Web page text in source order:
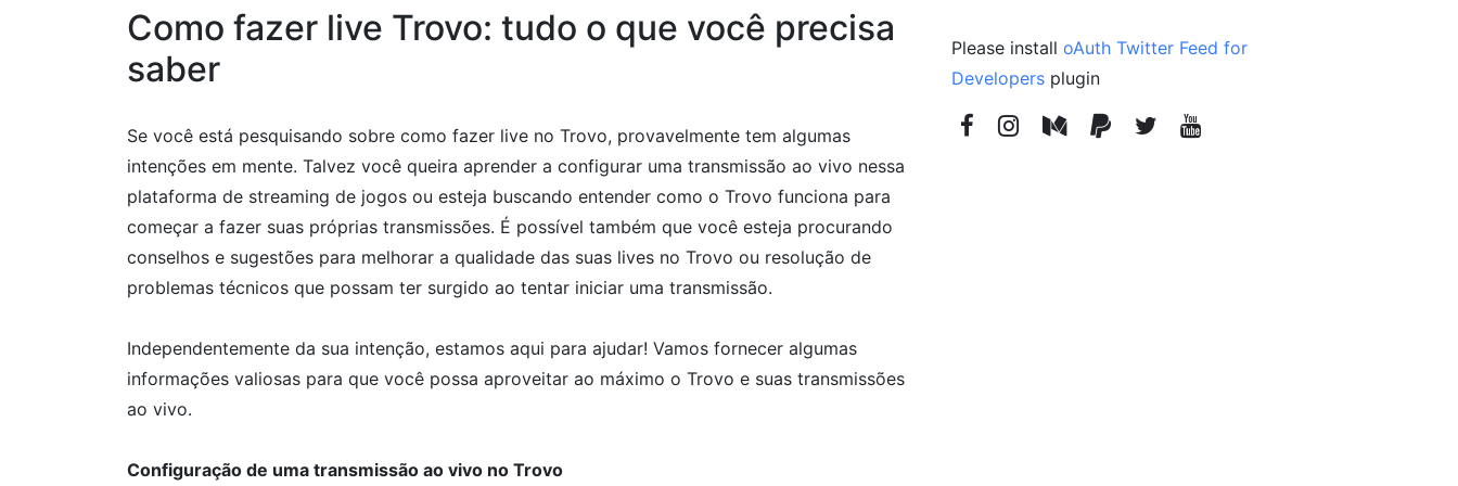
Como fazer live Trovo: tudo o que você precisa
saber
Se você está pesquisando sobre como fazer live no Trovo, provavelmente tem algumas
intenções em mente. Talvez você queira aprender a configurar uma transmissão ao vivo nessa
plataforma de streaming de jogos ou esteja buscando entender como o Trovo funciona para
começar a fazer suas próprias transmissões. É possível também que você esteja procurando
conselhos e sugestões para melhorar a qualidade das suas lives no Trovo ou resolução de
problemas técnicos que possam ter surgido ao tentar iniciar uma transmissão.
Independentemente da sua intenção, estamos aqui para ajudar! Vamos fornecer algumas
informações valiosas para que você possa aproveitar ao máximo o Trovo e suas transmissões
ao vivo.
Configuração de uma transmissão ao vivo no Trovo
Please install oAuth Twitter Feed for
Developers plugin